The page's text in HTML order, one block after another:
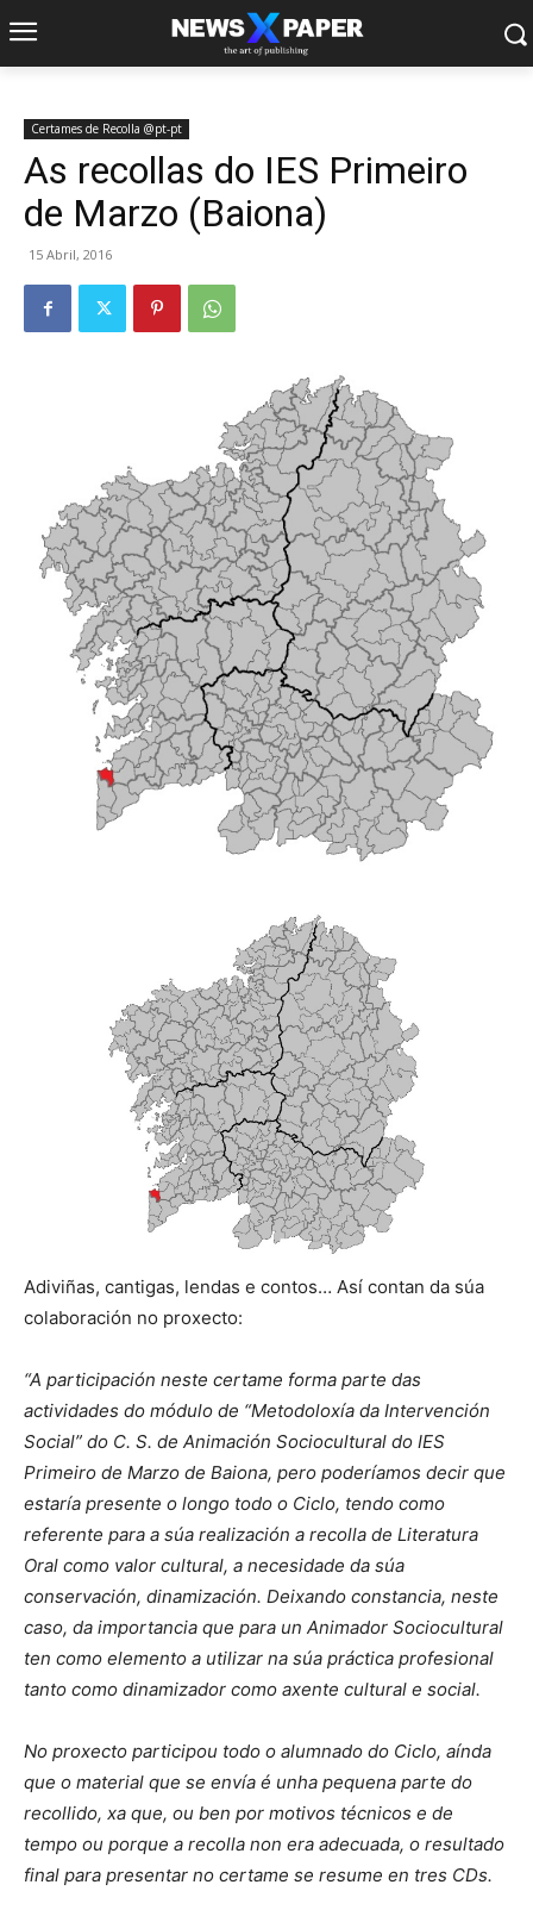
Certames de Recolla @pt-pt
As recollas do IES Primeiro
de Marzo (Baiona)
15 Abril, 2016
Adiviñas, cantigas, lendas e contos… Así contan da súa
colaboración no proxecto:
“A participación neste certame forma parte das
actividades do módulo de “Metodoloxía da Intervención
Social” do C. S. de Animación Sociocultural do IES
Primeiro de Marzo de Baiona, pero poderíamos decir que
estaría presente o longo todo o Ciclo, tendo como
referente para a súa realización a recolla de Literatura
Oral como valor cultural, a necesidade da súa
conservación, dinamización. Deixando constancia, neste
caso, da importancia que para un Animador Sociocultural
ten como elemento a utilizar na súa práctica profesional
tanto como dinamizador como axente cultural e social.
No proxecto participou todo o alumnado do Ciclo, aínda
que o material que se envía é unha pequena parte do
recollido, xa que, ou ben por motivos técnicos e de
tempo ou porque a recolla non era adecuada, o resultado
final para presentar no certame se resume en tres CDs.